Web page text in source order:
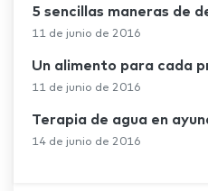
5 sencillas maneras de
11 de junio de 2016
Un alimento para cada
11 de junio de 2016
Terapia de agua en
14 de junio de 2016